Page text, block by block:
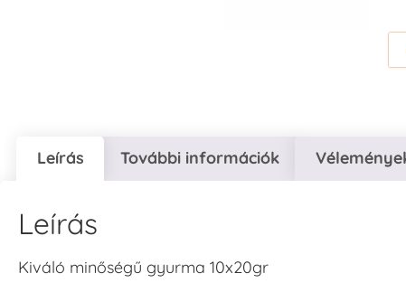
Leírás További információk
Leírás
Kiváló minőségű gyurma 10x20gr